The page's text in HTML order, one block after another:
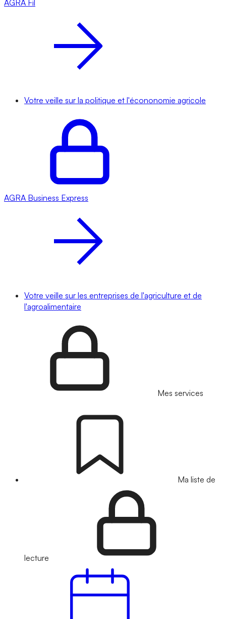
AGRA Fil
Votre veille sur la politique et l'écononomie agricole
AGRA Business Express
Votre veille sur les entreprises de l'agriculture et de
l'agroalimentaire
Mes services
Ma liste de
lecture